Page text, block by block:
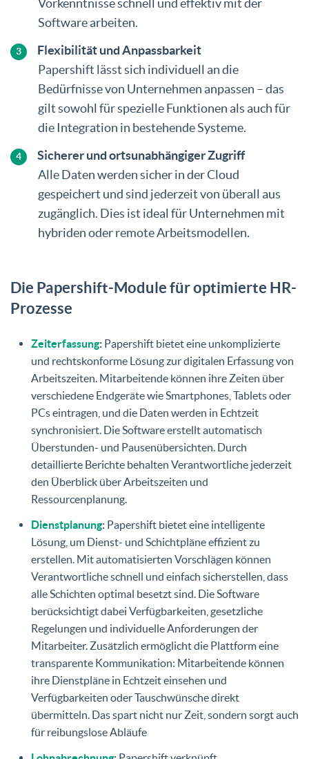
Software arbeiten.
Flexibilität und Anpassbarkeit
Papershift lässt sich individuell an die
Bedürfnisse von Unternehmen anpassen – das
gilt sowohl für spezielle Funktionen als auch für
die Integration in bestehende Systeme.
Sicherer und ortsunabhängiger Zugriff
Alle Daten werden sicher in der Cloud
gespeichert und sind jederzeit von überall aus
zugänglich. Dies ist ideal für Unternehmen mit
hybriden oder remote Arbeitsmodellen.
Die Papershift-Module für optimierte HR-
Prozesse
Zeiterfassung: Papershift bietet eine unkomplizierte
und rechtskonforme Lösung zur digitalen Erfassung von
Arbeitszeiten. Mitarbeitende können ihre Zeiten über
verschiedene Endgeräte wie Smartphones, Tablets oder
PCs eintragen, und die Daten werden in Echtzeit
synchronisiert. Die Software erstellt automatisch
Überstunden- und Pausenübersichten. Durch
detaillierte Berichte behalten Verantwortliche jederzeit
den Überblick über Arbeitszeiten und
Ressourcenplanung.
Dienstplanung: Papershift bietet eine intelligente
Lösung, um Dienst- und Schichtpläne effizient zu
erstellen. Mit automatisierten Vorschlägen können
Verantwortliche schnell und einfach sicherstellen, dass
alle Schichten optimal besetzt sind. Die Software
berücksichtigt dabei Verfügbarkeiten, gesetzliche
Regelungen und individuelle Anforderungen der
Mitarbeiter. Zusätzlich ermöglicht die Plattform eine
transparente Kommunikation: Mitarbeitende können
ihre Dienstpläne in Echtzeit einsehen und
Verfügbarkeiten oder Tauschwünsche direkt
übermitteln. Das spart nicht nur Zeit, sondern sorgt auch
für reibungslose Abläufe